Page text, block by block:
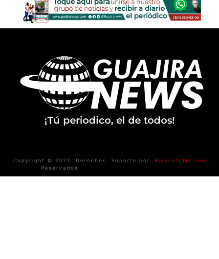
¡Tú periodico, el de todos!
Copyright © 2022. Derechos
Reservados
Soporte por: Riverasofts.com